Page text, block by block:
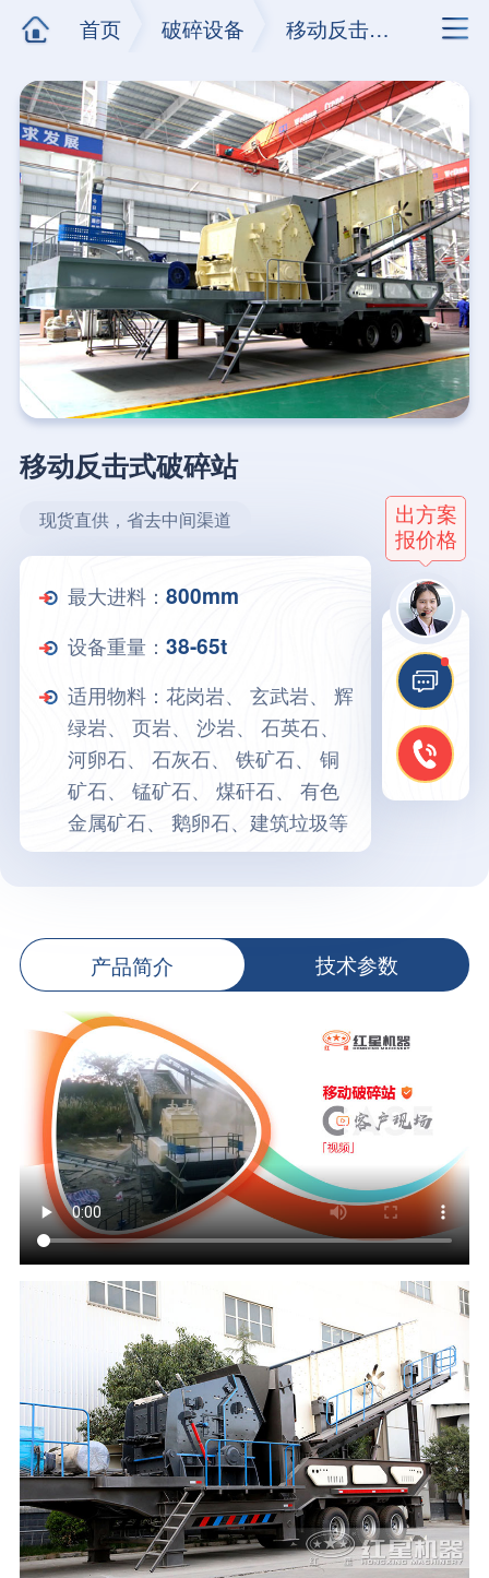
首页 破碎设备 移动反击式破碎站
移动反击式破碎站
现货直供，省去中间渠道
最大进料： 800mm
设备重量： 38-65t
适用物料：花岗岩、 玄武岩、 辉
绿岩、 页岩、 沙岩、 石英石、
河卵石、 石灰石、 铁矿石、 铜
矿石、 锰矿石、 煤矸石、 有色
金属矿石、 鹅卵石、建筑垃圾等
出方案
报价格
产品简介 技术参数